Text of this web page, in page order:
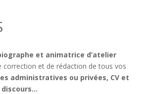
et animatrice d’atelier
et de rédaction de tous vos
administratives ou privées, CV et